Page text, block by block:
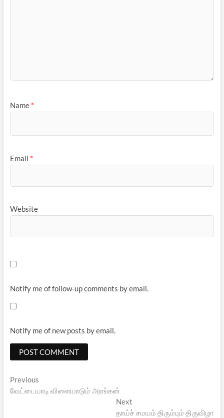
Name *
Email *
Website
Notify me of follow-up comments by email.
Notify me of new posts by email.
Post
navigation
PreviousPrevious
post:
வேட்டையாடி விளையாடும் அரங்கன்
Next
post:
தாய்ச் சமயம் திரும்பும் திருவிழா